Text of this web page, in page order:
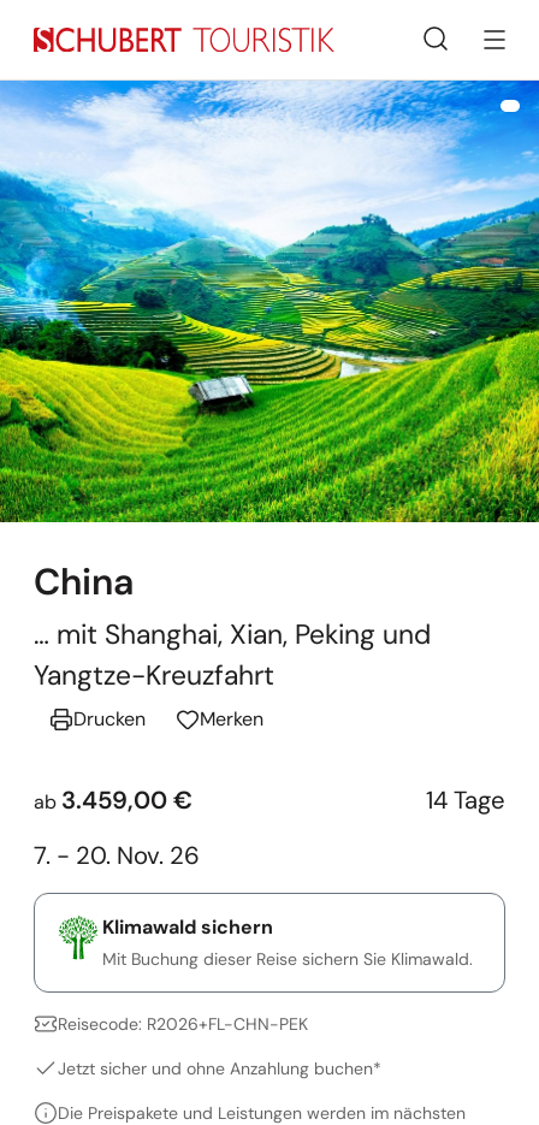
Suche
China
… mit Shanghai, Xian, Peking und
Yangtze-Kreuzfahrt
Drucken Merken
ab 3.459,00 €
14 Tage
7. - 20. Nov. 26
Klimawald sichern
Mit Buchung dieser Reise sichern Sie Klimawald.
Reisecode: R2026+FL-CHN-PEK
Jetzt sicher und ohne Anzahlung buchen*
Die Preispakete und Leistungen werden im nächsten